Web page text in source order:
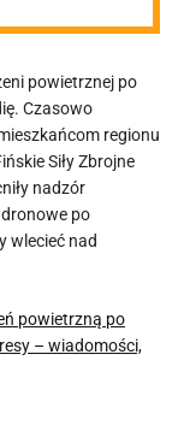
o
powietrznej po
Czasowo
regionu
Siły Zbrojne
nadzór
po
wlecieć nad
powietrzną po
– wiadomości,